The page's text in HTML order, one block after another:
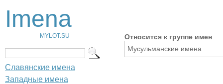
Imena
MYLOT.SU
Славянские имена
Западные имена
Относится к группе имен
Мусульманские имена